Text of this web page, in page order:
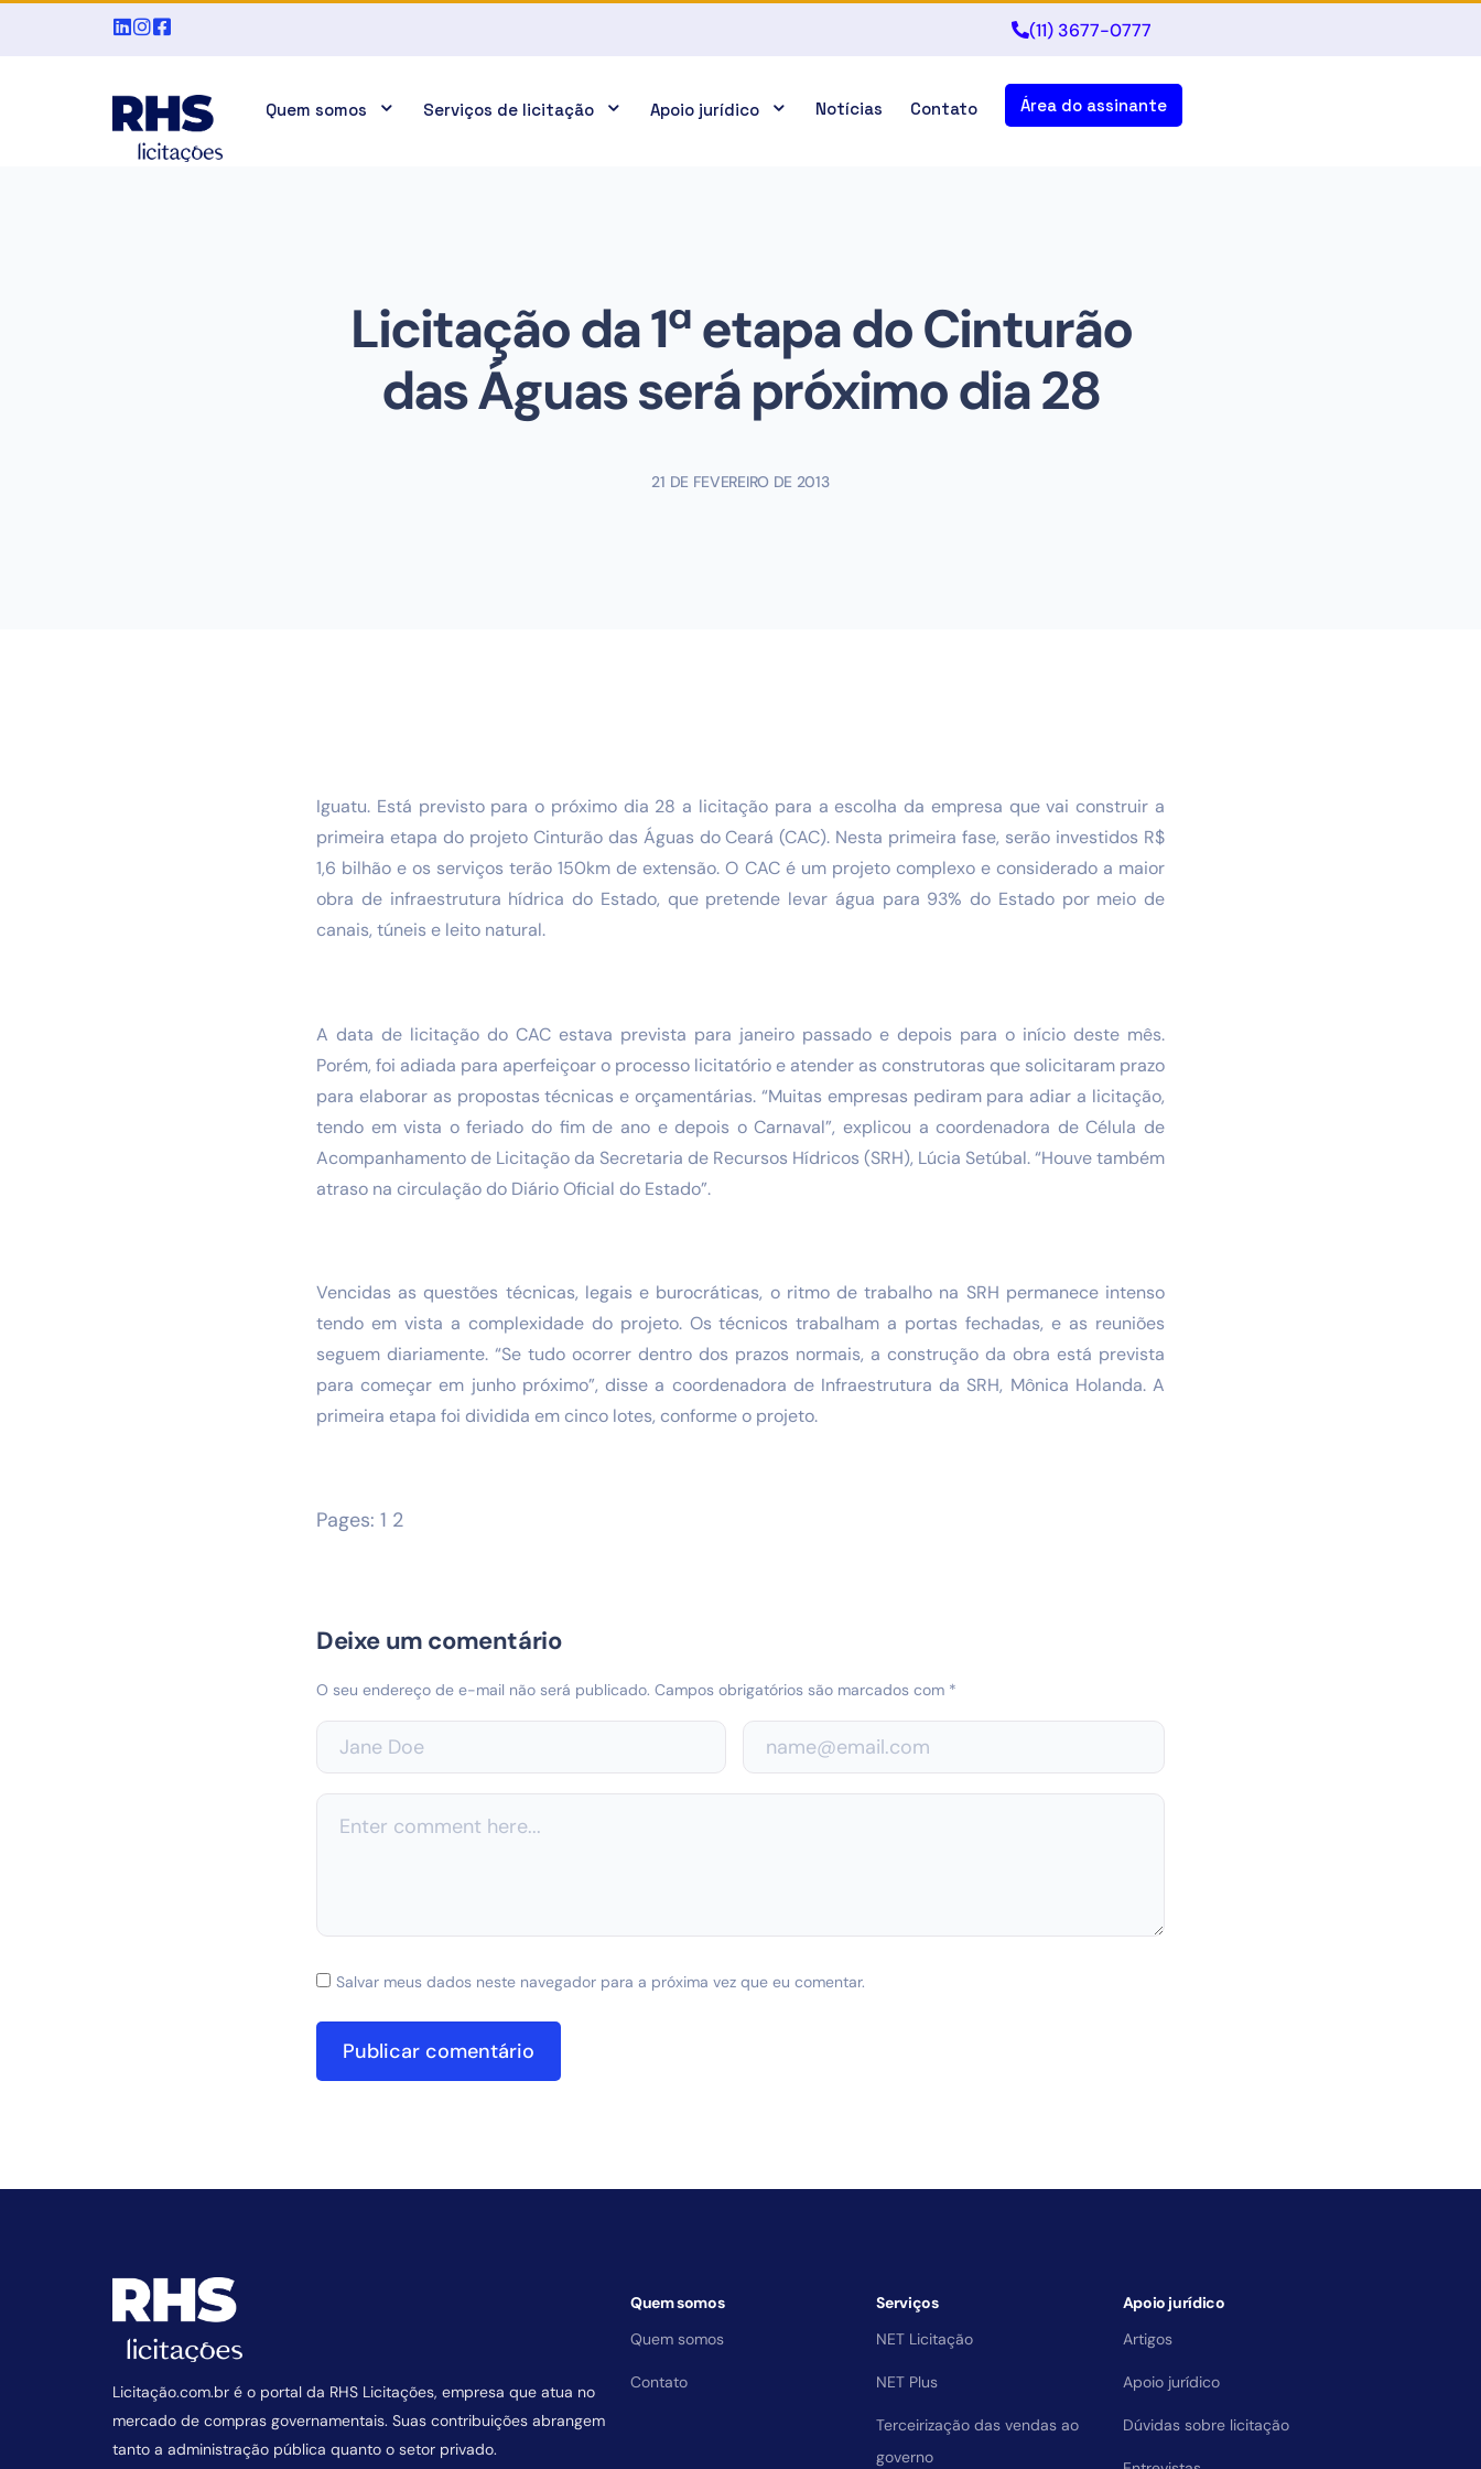
(11) 3677-0777
Quem somos Serviços de licitação Apoio jurídico Notícias Contato Área do assinante
Licitação da 1ª etapa do Cinturão
das Águas será próximo dia 28
21 DE FEVEREIRO DE 2013
Iguatu. Está previsto para o próximo dia 28 a licitação para a escolha da empresa que vai construir a
primeira etapa do projeto Cinturão das Águas do Ceará (CAC). Nesta primeira fase, serão investidos R$
1,6 bilhão e os serviços terão 150km de extensão. O CAC é um projeto complexo e considerado a maior
obra de infraestrutura hídrica do Estado, que pretende levar água para 93% do Estado por meio de
canais, túneis e leito natural.
A data de licitação do CAC estava prevista para janeiro passado e depois para o início deste mês.
Porém, foi adiada para aperfeiçoar o processo licitatório e atender as construtoras que solicitaram prazo
para elaborar as propostas técnicas e orçamentárias. “Muitas empresas pediram para adiar a licitação,
tendo em vista o feriado do fim de ano e depois o Carnaval”, explicou a coordenadora de Célula de
Acompanhamento de Licitação da Secretaria de Recursos Hídricos (SRH), Lúcia Setúbal. “Houve também
atraso na circulação do Diário Oficial do Estado”.
Vencidas as questões técnicas, legais e burocráticas, o ritmo de trabalho na SRH permanece intenso
tendo em vista a complexidade do projeto. Os técnicos trabalham a portas fechadas, e as reuniões
seguem diariamente. “Se tudo ocorrer dentro dos prazos normais, a construção da obra está prevista
para começar em junho próximo”, disse a coordenadora de Infraestrutura da SRH, Mônica Holanda. A
primeira etapa foi dividida em cinco lotes, conforme o projeto.
Pages: 1 2
Deixe um comentário
O seu endereço de e-mail não será publicado. Campos obrigatórios são marcados com *
Salvar meus dados neste navegador para a próxima vez que eu comentar.
Licitação.com.br é o portal da RHS Licitações, empresa que atua no
mercado de compras governamentais. Suas contribuições abrangem
tanto a administração pública quanto o setor privado.
Quem somos
Quem somos
Contato
Serviços
NET Licitação
NET Plus
Terceirização das vendas ao
governo
Apoio jurídico
Artigos
Apoio jurídico
Dúvidas sobre licitação